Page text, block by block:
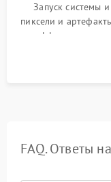
Запуск системы
пиксели и
эффективности
микрофона и
FAQ. Ответы